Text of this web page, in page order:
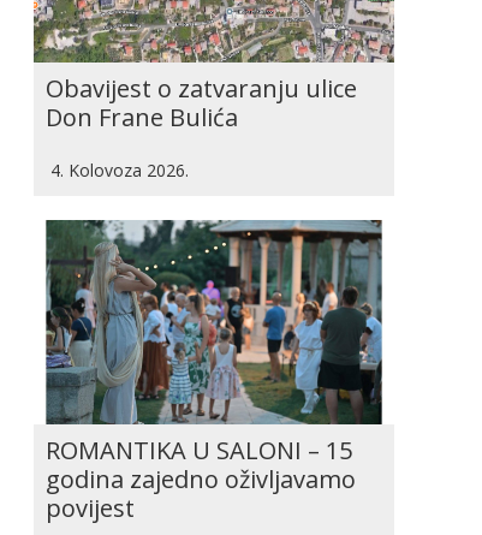
Obavijest o zatvaranju ulice
Don Frane Bulića
4. Kolovoza 2026.
ROMANTIKA U SALONI – 15
godina zajedno oživljavamo
povijest